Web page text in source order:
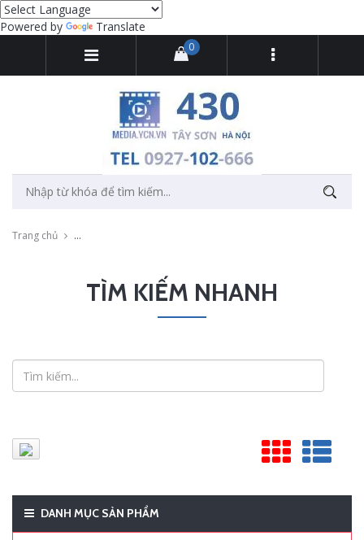
Powered by Translate
0
Trang chủ Kết quả tìm kiếm tại "Dịch vụ quay phim chụp ảnh cho thuê
TÌM KIẾM NHANH
DANH MỤC SẢN PHẨM